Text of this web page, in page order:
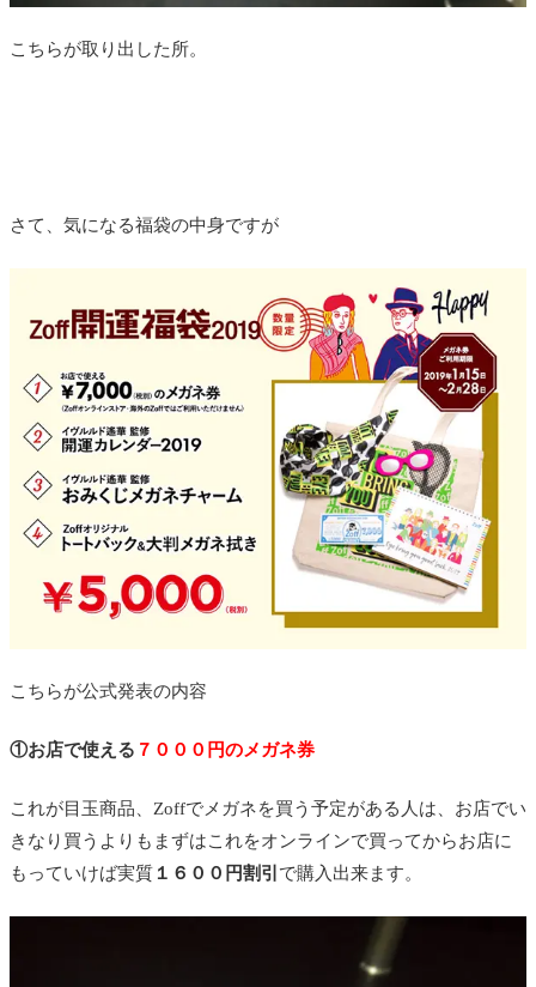
こちらが取り出した所。
さて、気になる福袋の中身ですが
こちらが公式発表の内容
①お店で使える ７０００円のメガネ券
これが目玉商品、Zoffでメガネを買う予定がある人は、お店でい
きなり買うよりもまずはこれをオンラインで買ってからお店に
もっていけば実質 １６００円割引 で購入出来ます。